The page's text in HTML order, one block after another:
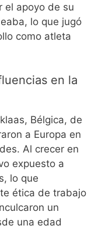
el apoyo de su
lo que jugó
como atleta
en la
Bélgica, de
a Europa en
Al crecer en
expuesto a
lo que
ética de trabajo
un
una edad